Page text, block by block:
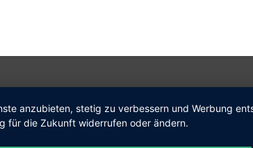
Kontakt
anzubieten, stetig zu verbessern und Werbung
für die Zukunft widerrufen oder ändern.